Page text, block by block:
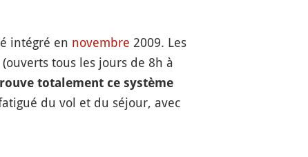
intégré en novembre 2009. Les
tous les jours de 8h à
totalement ce système
du vol et du séjour, avec